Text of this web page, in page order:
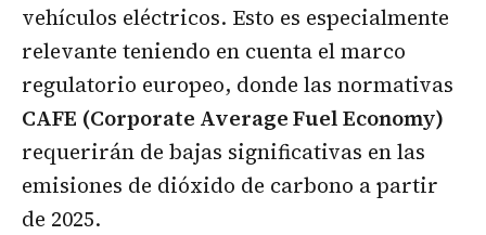
vehículos eléctricos. Esto es especialmente
relevante teniendo en cuenta el marco
regulatorio europeo, donde las normativas
CAFE (Corporate Average Fuel Economy)
requerirán de bajas significativas en las
emisiones de dióxido de carbono a partir
de 2025.